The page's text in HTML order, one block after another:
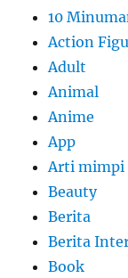
10
Action
Adult
Animal
Anime
App
Arti mimpi
Beauty
Berita
Berita
Book